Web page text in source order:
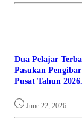
Dua Pelajar
Pasukan
Pusat Tahun 2026.
June 22, 2026